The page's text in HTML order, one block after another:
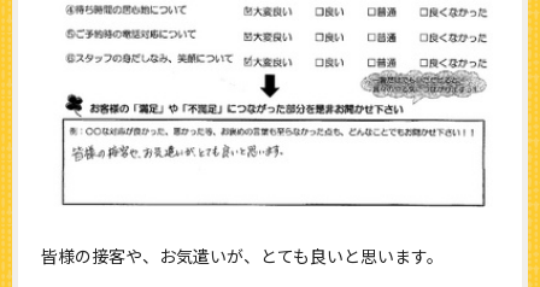
皆様の接客や、お気遣いが、とても良いと思います。